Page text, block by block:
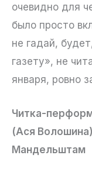
очевидно для
было просто
не гадай,
газету», не
января, ровно
Читка-
(Ася
Мандельштам